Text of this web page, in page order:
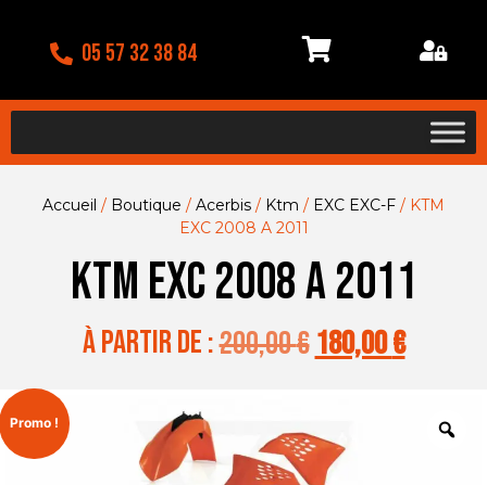
05 57 32 38 84
Accueil / Boutique / Acerbis / Ktm / EXC EXC-F / KTM
EXC 2008 A 2011
KTM EXC 2008 A 2011
à partir de :200,00€ 180,00€
Promo !